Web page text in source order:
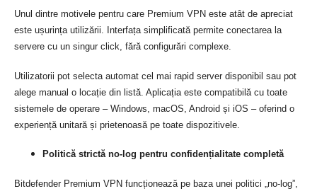
Unul dintre motivele pentru care Premium VPN este atât de apreciat
este ușurința utilizării. Interfața simplificată permite conectarea la
servere cu un singur click, fără configurări complexe.
Utilizatorii pot selecta automat cel mai rapid server disponibil sau pot
alege manual o locație din listă. Aplicația este compatibilă cu toate
sistemele de operare – Windows, macOS, Android și iOS – oferind o
experiență unitară și prietenoasă pe toate dispozitivele.
Politică strictă no-log pentru confidențialitate completă
Bitdefender Premium VPN funcționează pe baza unei politici „no-log”,